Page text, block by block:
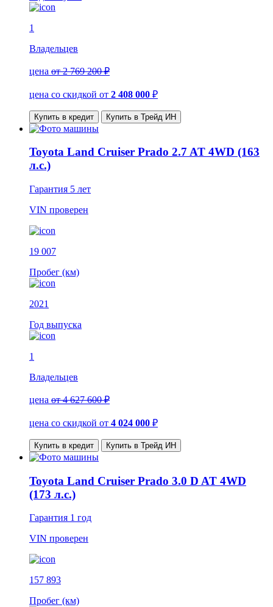
1
Владельцев
цена от 2 769 200 ₽
цена со скидкой от 2 408 000 ₽
Купить в кредит Купить в Трейд ИН
Toyota Land Cruiser Prado 2.7 AT 4WD (163
л.с.)
Гарантия 5 лет
VIN проверен
19 007
Пробег (км)
2021
Год выпуска
1
Владельцев
цена от 4 627 600 ₽
цена со скидкой от 4 024 000 ₽
Купить в кредит Купить в Трейд ИН
Toyota Land Cruiser Prado 3.0 D AT 4WD
(173 л.с.)
Гарантия 1 год
VIN проверен
157 893
Пробег (км)